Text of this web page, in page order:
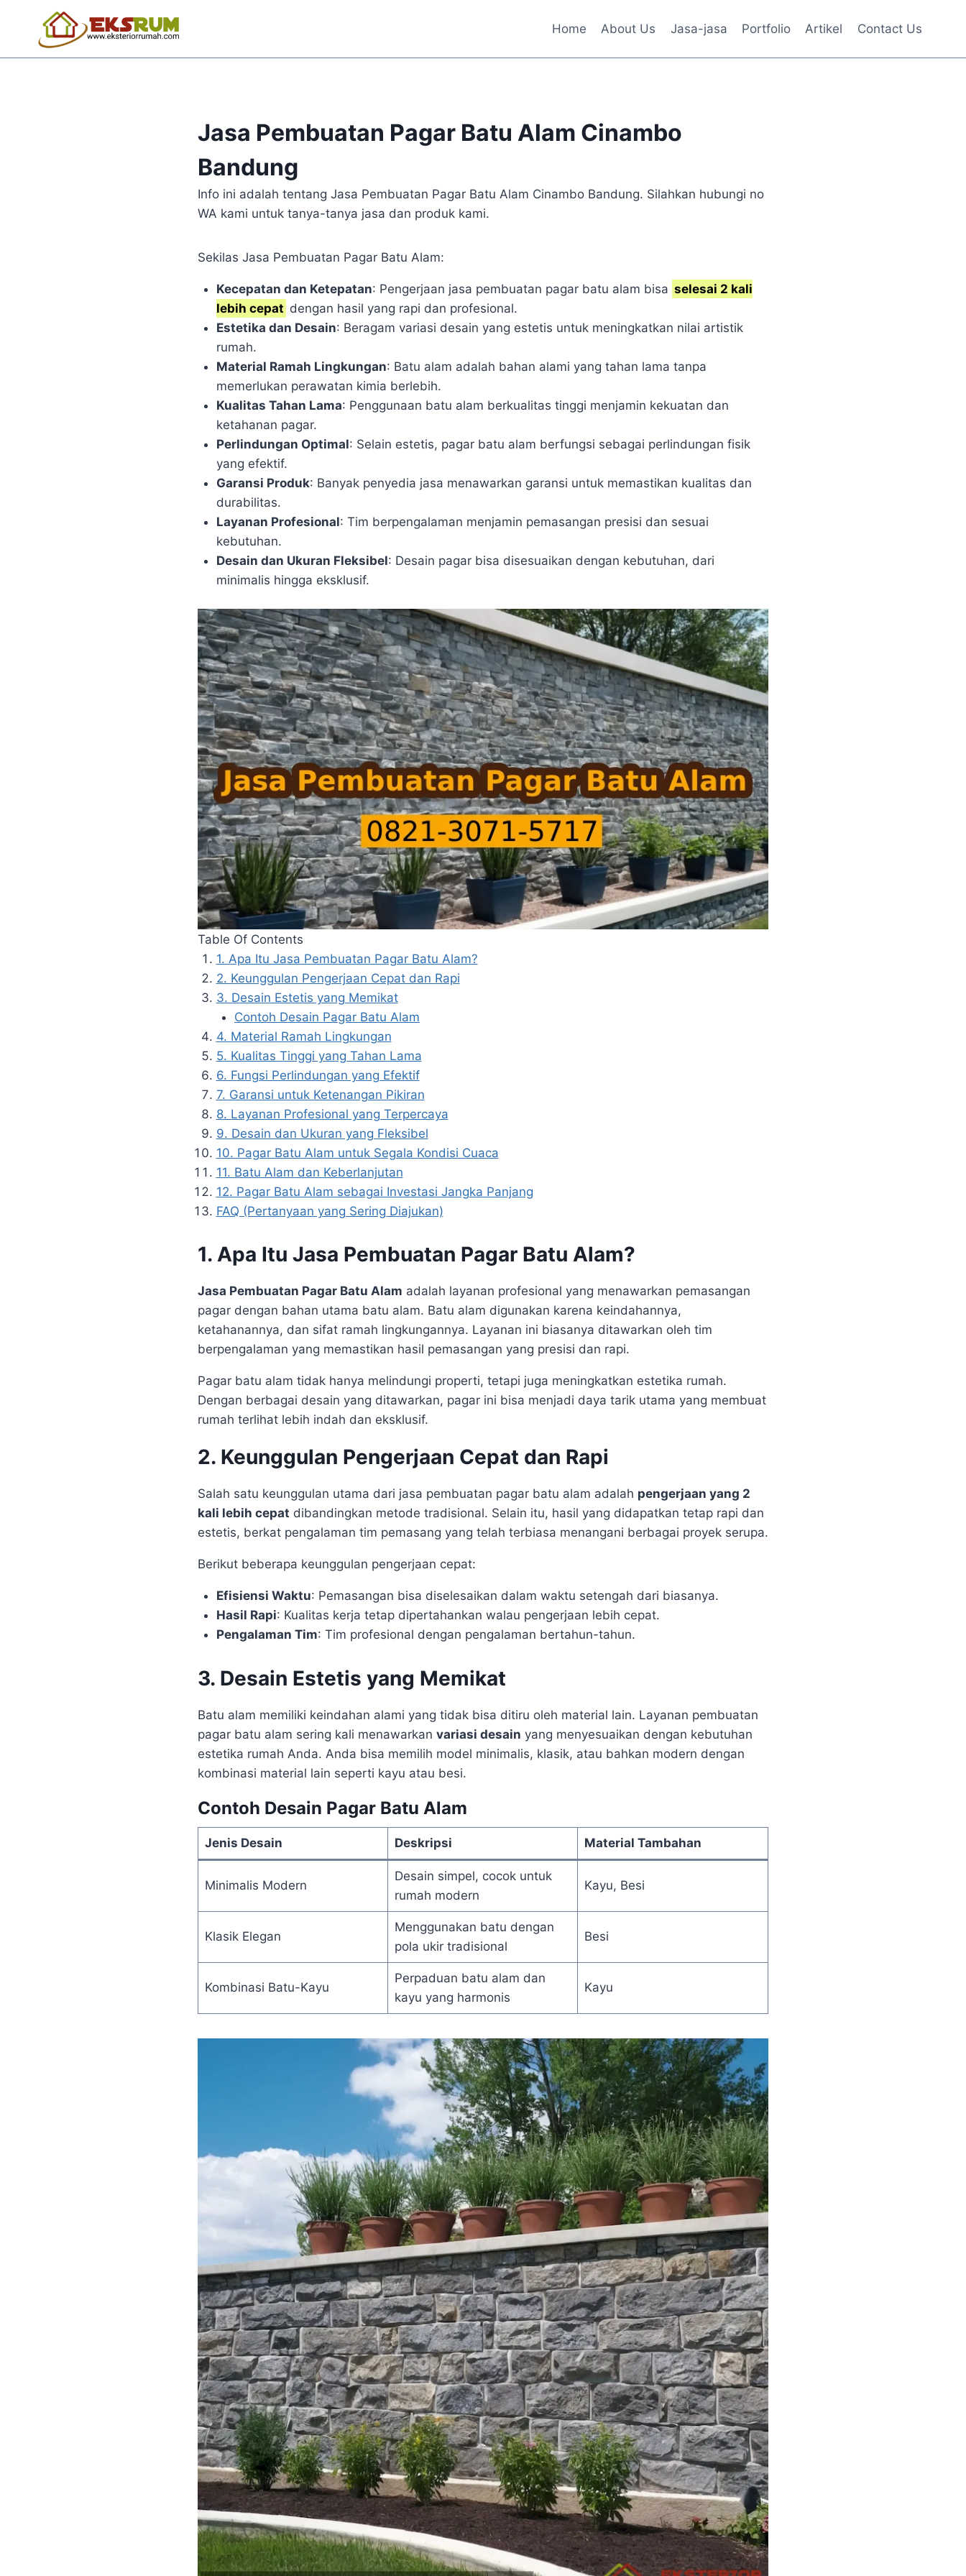
Home About Us Jasa-jasa Portfolio Artikel Contact Us
Jasa Pembuatan Pagar Batu Alam Cinambo
Bandung
Info ini adalah tentang Jasa Pembuatan Pagar Batu Alam Cinambo Bandung. Silahkan hubungi no
WA kami untuk tanya-tanya jasa dan produk kami.
Sekilas Jasa Pembuatan Pagar Batu Alam:
Kecepatan dan Ketepatan: Pengerjaan jasa pembuatan pagar batu alam bisa selesai 2 kali
lebih cepat dengan hasil yang rapi dan profesional.
Estetika dan Desain: Beragam variasi desain yang estetis untuk meningkatkan nilai artistik
rumah.
Material Ramah Lingkungan: Batu alam adalah bahan alami yang tahan lama tanpa
memerlukan perawatan kimia berlebih.
Kualitas Tahan Lama: Penggunaan batu alam berkualitas tinggi menjamin kekuatan dan
ketahanan pagar.
Perlindungan Optimal: Selain estetis, pagar batu alam berfungsi sebagai perlindungan fisik
yang efektif.
Garansi Produk: Banyak penyedia jasa menawarkan garansi untuk memastikan kualitas dan
durabilitas.
Layanan Profesional: Tim berpengalaman menjamin pemasangan presisi dan sesuai
kebutuhan.
Desain dan Ukuran Fleksibel: Desain pagar bisa disesuaikan dengan kebutuhan, dari
minimalis hingga eksklusif.
Table Of Contents
1. Apa Itu Jasa Pembuatan Pagar Batu Alam?
2. Keunggulan Pengerjaan Cepat dan Rapi
3. Desain Estetis yang Memikat
Contoh Desain Pagar Batu Alam
4. Material Ramah Lingkungan
5. Kualitas Tinggi yang Tahan Lama
6. Fungsi Perlindungan yang Efektif
7. Garansi untuk Ketenangan Pikiran
8. Layanan Profesional yang Terpercaya
9. Desain dan Ukuran yang Fleksibel
10. Pagar Batu Alam untuk Segala Kondisi Cuaca
11. Batu Alam dan Keberlanjutan
12. Pagar Batu Alam sebagai Investasi Jangka Panjang
FAQ (Pertanyaan yang Sering Diajukan)
1. Apa Itu Jasa Pembuatan Pagar Batu Alam?
Jasa Pembuatan Pagar Batu Alam adalah layanan profesional yang menawarkan pemasangan
pagar dengan bahan utama batu alam. Batu alam digunakan karena keindahannya,
ketahanannya, dan sifat ramah lingkungannya. Layanan ini biasanya ditawarkan oleh tim
berpengalaman yang memastikan hasil pemasangan yang presisi dan rapi.
Pagar batu alam tidak hanya melindungi properti, tetapi juga meningkatkan estetika rumah.
Dengan berbagai desain yang ditawarkan, pagar ini bisa menjadi daya tarik utama yang membuat
rumah terlihat lebih indah dan eksklusif.
2. Keunggulan Pengerjaan Cepat dan Rapi
Salah satu keunggulan utama dari jasa pembuatan pagar batu alam adalah pengerjaan yang 2
kali lebih cepat dibandingkan metode tradisional. Selain itu, hasil yang didapatkan tetap rapi dan
estetis, berkat pengalaman tim pemasang yang telah terbiasa menangani berbagai proyek serupa.
Berikut beberapa keunggulan pengerjaan cepat:
Efisiensi Waktu: Pemasangan bisa diselesaikan dalam waktu setengah dari biasanya.
Hasil Rapi: Kualitas kerja tetap dipertahankan walau pengerjaan lebih cepat.
Pengalaman Tim: Tim profesional dengan pengalaman bertahun-tahun.
3. Desain Estetis yang Memikat
Batu alam memiliki keindahan alami yang tidak bisa ditiru oleh material lain. Layanan pembuatan
pagar batu alam sering kali menawarkan variasi desain yang menyesuaikan dengan kebutuhan
estetika rumah Anda. Anda bisa memilih model minimalis, klasik, atau bahkan modern dengan
kombinasi material lain seperti kayu atau besi.
Contoh Desain Pagar Batu Alam
Jenis Desain Deskripsi Material Tambahan
Minimalis Modern
Desain simpel, cocok untuk
rumah modern
Kayu, Besi
Klasik Elegan
Menggunakan batu dengan
pola ukir tradisional
Besi
Kombinasi Batu-Kayu
Perpaduan batu alam dan
kayu yang harmonis
Kayu